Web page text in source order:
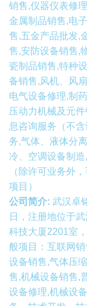
销售,仪器仪表修
金属制品销售,电
售,五金产品批发,
售,安防设备销售,
瓷制品销售,特种
备销售,风机、风
电气设备修理,制
压动力机械及元
息咨询服务（不
务,气体、液体分
冷、空调设备制
（除许可业务外
项目）
公司简介: 武汉卓
日，注册地位于
科技大厦2201室
般项目：互联网
设备销售,气体压
售,机械设备销售,
设备修理,机械设